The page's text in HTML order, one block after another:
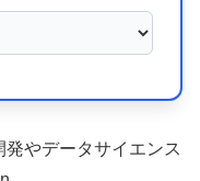
やデータサイエンス